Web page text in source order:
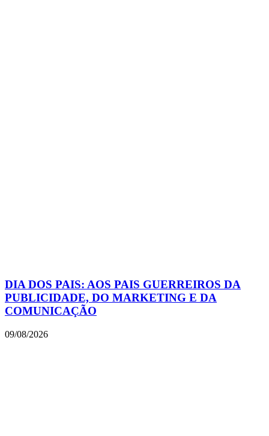
DIA DOS PAIS: AOS PAIS GUERREIROS DA
PUBLICIDADE, DO MARKETING E DA
COMUNICAÇÃO
09/08/2026